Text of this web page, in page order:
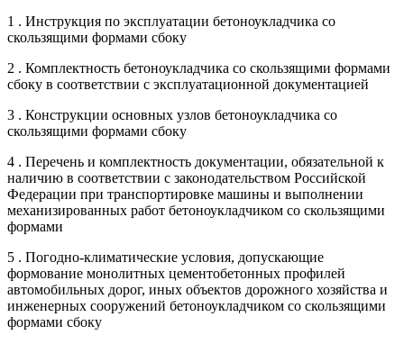
1 . Инструкция по эксплуатации бетоноукладчика со
скользящими формами сбоку
2 . Комплектность бетоноукладчика со скользящими формами
сбоку в соответствии с эксплуатационной документацией
3 . Конструкции основных узлов бетоноукладчика со
скользящими формами сбоку
4 . Перечень и комплектность документации, обязательной к
наличию в соответствии с законодательством Российской
Федерации при транспортировке машины и выполнении
механизированных работ бетоноукладчиком со скользящими
формами
5 . Погодно-климатические условия, допускающие
формование монолитных цементобетонных профилей
автомобильных дорог, иных объектов дорожного хозяйства и
инженерных сооружений бетоноукладчиком со скользящими
формами сбоку